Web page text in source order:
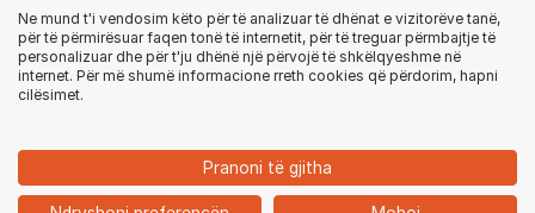
Jadranska Magistrala No. 86, Skopje, North Macedonia
© Të gjitha të drejtat e rezervuara
Ne mund t'i vendosim këto për të analizuar të dhënat e vizitorëve tanë,
për të përmirësuar faqen tonë të internetit, për të treguar përmbajtje të
personalizuar dhe për t'ju dhënë një përvojë të shkëlqyeshme në
internet. Për më shumë informacione rreth cookies që përdorim, hapni
cilësimet.
Pranoni të gjitha